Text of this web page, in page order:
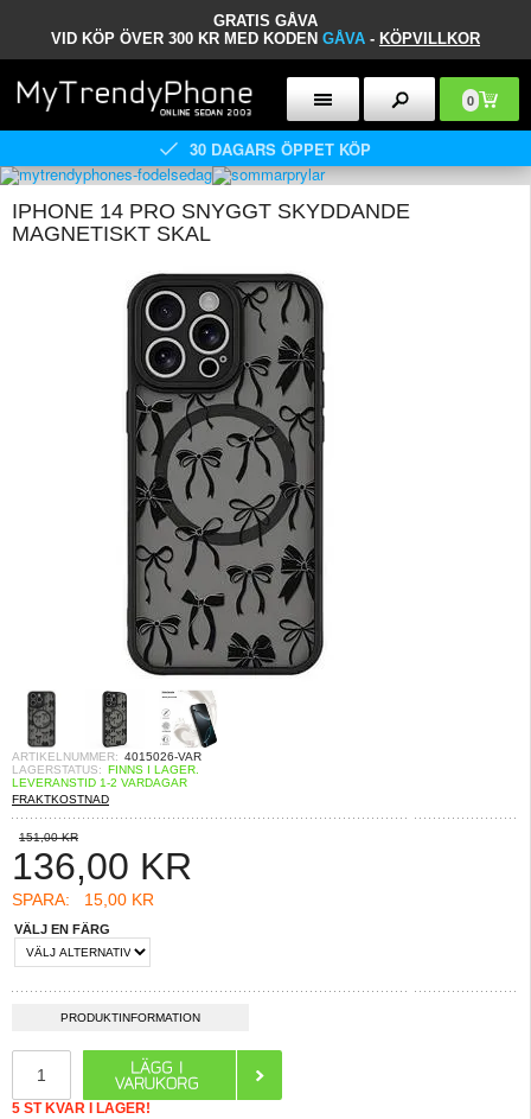
GRATIS GÅVA
VID KÖP ÖVER 300 KR MED KODEN GÅVA - KÖPVILLKOR
0
30 DAGARS ÖPPET KÖP
IPHONE 14 PRO SNYGGT SKYDDANDE
MAGNETISKT SKAL
ARTIKELNUMMER: 4015026-VAR
LAGERSTATUS: FINNS I LAGER.
LEVERANSTID 1-2 VARDAGAR
FRAKTKOSTNAD
151,00 KR
136,00 KR
SPARA: 15,00 KR
VÄLJ EN FÄRG
PRODUKTINFORMATION
5 ST KVAR I LAGER!